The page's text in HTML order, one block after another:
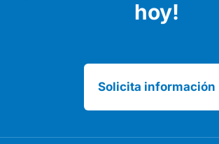
hoy!
Solicita información